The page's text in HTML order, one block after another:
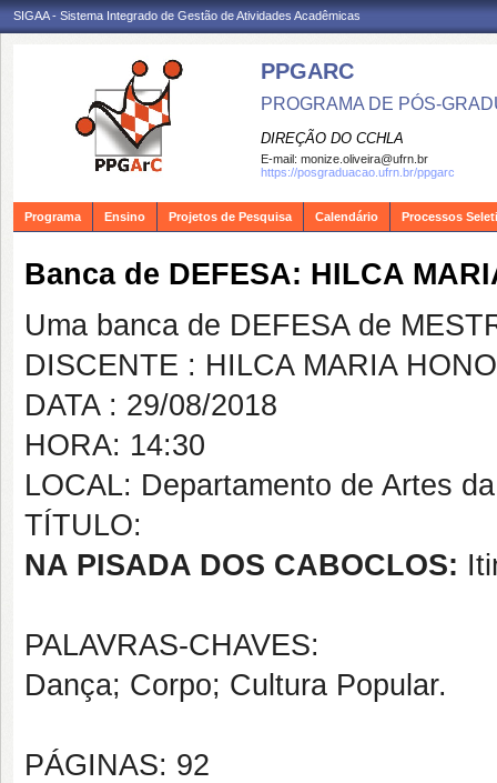
SIGAA - Sistema Integrado de Gestão de Atividades Acadêmicas
PPGARC
PROGRAMA DE PÓS-
DIREÇÃO DO CCHLA
E-mail: monize.oliveira@ufrn.br
https://posgraduacao.ufrn.br/ppgarc
Programa Ensino Projetos de Pesquisa Calendário Processos
Banca de DEFESA: HILCA
Uma banca de DEFESA de
DISCENTE : HILCA MARIA
DATA : 29/08/2018
HORA: 14:30
LOCAL: Departamento de Artes
TÍTULO:
NA PISADA DOS CABOCLOS:
PALAVRAS-CHAVES:
Dança; Corpo; Cultura Popular.
PÁGINAS: 92